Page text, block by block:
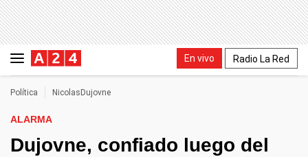
En vivo Radio La Red
Política NicolasDujovne
ALARMA
Dujovne, confiado luego del